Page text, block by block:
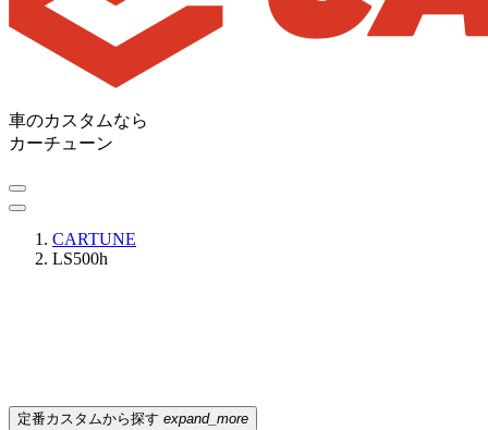
車のカスタムなら
カーチューン
CARTUNE
LS500h
定番カスタムから探す expand_more